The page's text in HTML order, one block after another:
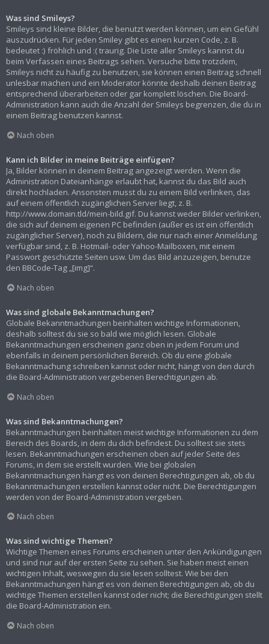
Was sind Smileys?
Smileys sind kleine Bilder, die benutzt werden können, um ein Gefühl
auszudrücken. Für jeden Smiley gibt es einen kurzen Code, z. B.
bedeutet :) fröhlich und :( traurig. Die Liste aller Smileys kannst du
beim Verfassen eines Beitrags sehen. Versuche bitte trotzdem,
Smileys nicht zu häufig zu benutzen, sie können einen Beitrag schnell
unlesbar machen und ein Moderator könnte deshalb deinen Beitrag
entsprechend überarbeiten oder gar komplett löschen. Die Board-
Administration kann auch die Anzahl der Smileys begrenzen, die du in
einem Beitrag benutzen kannst.
Nach oben
Kann ich Bilder in meine Beiträge einfügen?
Ja, Bilder können in deinem Beitrag angezeigt werden. Wenn die
Administration Dateianhänge erlaubt hat, kannst du das Bild auch
direkt hochladen. Ansonsten musst du zu einem Bild verlinken, das
auf einem öffentlich zugänglichen Server liegt, z. B.
http://www.domain.tld/mein-bild.gif. Du kannst weder Bilder verlinken,
die sich auf deinem eigenen PC befinden (außer es ist ein öffentlich
zugänglicher Server), noch zu Bildern, die nur nach einer Anmeldung
verfügbar sind, z. B. Hotmail- oder Yahoo-Mailboxen, mit einem
Passwort geschützte Seiten usw. Um das Bild anzuzeigen, benutze
den BBCode-Tag „[img]“.
Nach oben
Was sind globale Bekanntmachungen?
Globale Bekanntmachungen beinhalten wichtige Informationen,
deshalb solltest du sie so bald wie möglich lesen. Globale
Bekanntmachungen erscheinen ganz oben in jedem Forum und
ebenfalls in deinem persönlichen Bereich. Ob du eine globale
Bekanntmachung schreiben kannst oder nicht, hängt von den durch
die Board-Administration vergebenen Berechtigungen ab.
Nach oben
Was sind Bekanntmachungen?
Bekanntmachungen beinhalten meist wichtige Informationen zu dem
Bereich des Boards, in dem du dich befindest. Du solltest sie stets
lesen. Bekanntmachungen erscheinen oben auf jeder Seite des
Forums, in dem sie erstellt wurden. Wie bei globalen
Bekanntmachungen hängt es von deinen Berechtigungen ab, ob du
Bekanntmachungen erstellen kannst oder nicht. Die Berechtigungen
werden von der Board-Administration vergeben.
Nach oben
Was sind wichtige Themen?
Wichtige Themen eines Forums erscheinen unter den Ankündigungen
und sind nur auf der ersten Seite zu sehen. Sie haben meist einen
wichtigen Inhalt, weswegen du sie lesen solltest. Wie bei den
Bekanntmachungen hängt es von deinen Berechtigungen ab, ob du
wichtige Themen erstellen kannst oder nicht; die Berechtigungen stellt
die Board-Administration ein.
Nach oben